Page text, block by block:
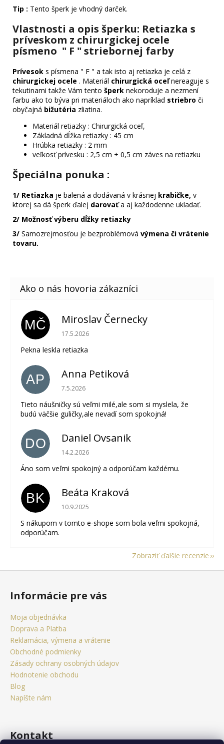
Tip : Tento šperk je vhodný darček.
Vlastnosti a opis šperku: Retiazka s
príveskom z chirurgickej ocele
písmeno " F " striebornej farby
Prívesok s písmena " F " a tak isto aj retiazka je celá z
chirurgickej ocele . Materiál chirurgická oceľnereaguje s
tekutinami takže Vám tento šperk nekoroduje a nezmení
farbu ako to býva pri materiáloch ako napríklad striebro či
obyčajná bižutéria zliatina.
Materiál retiazky : Chirurgická oceľ,
Základná dĺžka retiazky : 45 cm
Hrúbka retiazky : 2 mm
veľkosť prívesku : 2,5 cm + 0,5 cm záves na retiazku
Špeciálna ponuka :
1/ Retiazka je balená a dodávaná v krásnej krabičke, v
ktorej sa dá šperk ďalej darovaťa aj každodenne ukladať.
2/ Možnosť výberu dĺžky retiazky
3/ Samozrejmosťou je bezproblémová výmena či vrátenie
tovaru.
MČ Miroslav Černecky
Hodnotenie obchodu je 5 z 5 hviezdičiek.
17.5.2026
Pekna leskla retiazka
AP Anna Petiková
Hodnotenie obchodu je 5 z 5 hviezdičiek.
7.5.2026
Tieto náušničky sú veľmi milé,ale som si myslela, že
budú väčšie guličky,ale nevadí som spokojná!
DO Daniel Ovsanik
Hodnotenie obchodu je 5 z 5 hviezdičiek.
14.2.2026
Áno som veľmi spokojný a odporúčam každému.
BK Beáta Kraková
Hodnotenie obchodu je 5 z 5 hviezdičiek.
10.9.2025
S nákupom v tomto e-shope som bola veľmi spokojná,
odporúčam.
Zobraziť ďalšie recenzie
Informácie pre vás
Moja objednávka
Doprava a Platba
Reklamácia, výmena a vrátenie
Obchodné podmienky
Zásady ochrany osobných údajov
Hodnotenie obchodu
Blog
Napíšte nám
Kontakt